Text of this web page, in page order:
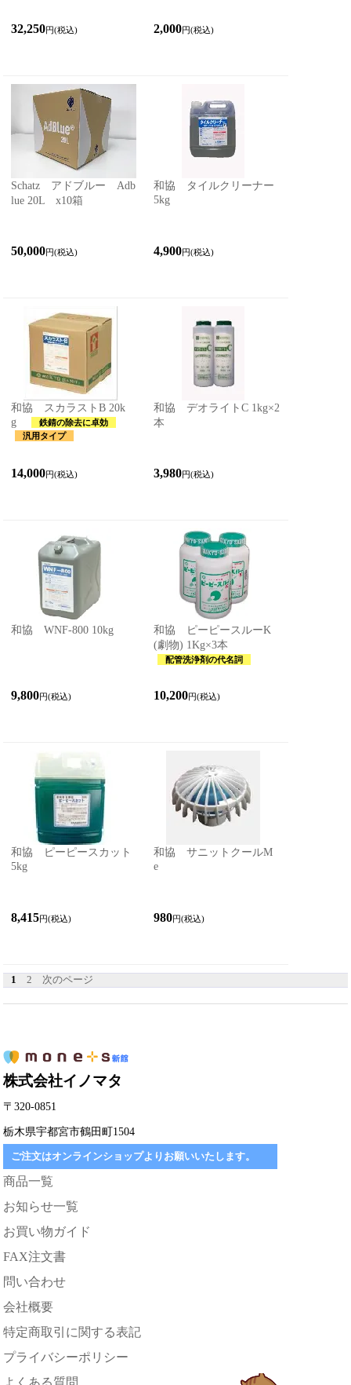
32,250円(税込) 2,000円(税込)
Schatz アドブルー Adb
lue 20L x10箱
50,000円(税込)
和協 タイルクリーナー
5kg
4,900円(税込)
和協 スカラストB 20k
g
鉄錆の除去に卓効
汎用タイプ
14,000円(税込)
和協 デオライトC 1kg×2
本
3,980円(税込)
和協 WNF-800 10kg
9,800円(税込)
和協 ピーピースルーK
(劇物) 1Kg×3本
配管洗浄剤の代名詞
10,200円(税込)
和協 ピーピースカット
5kg
8,415円(税込)
和協 サニットクールM
e
980円(税込)
1 2 次のページ
株式会社イノマタ
〒320-0851
栃木県宇都宮市鶴田町1504
ご注文はオンラインショップよりお願いいたします。
商品一覧
お知らせ一覧
お買い物ガイド
FAX注文書
問い合わせ
会社概要
特定商取引に関する表記
プライバシーポリシー
よくある質問